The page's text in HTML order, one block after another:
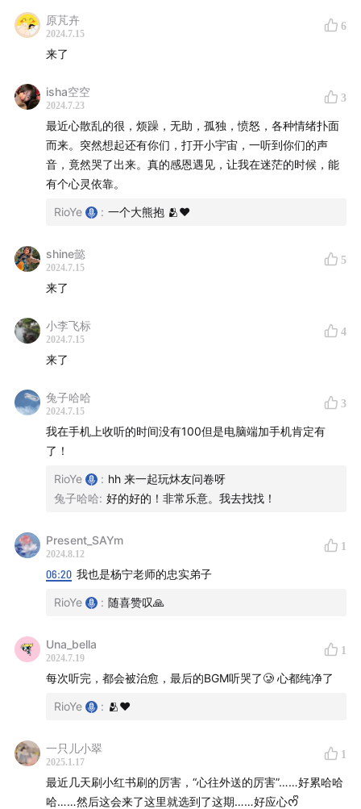
真正的臣服会带来自动的Stop，毫不费力，无需理由和逻
辑思考的 Stop，心感到舒服和松脱。
修行，是如期本来地照见自己。并不是把自己装修成理想
中「修行」的样子。
感恩一切，祝福大家。
Cen 2024.7.15
时间戳：
03:56Rio：梦境的意义和二元的扭力
06:42Cen：我和义理的关系
08:28 空性是天空，也是大地呀
10:44痛苦的来源是忘记了分离
12:05链路中断的地方是觉性
20:13心本来的样子是无常
努力和快乐是不冲突的
28:26 臣服和参是主体的上下游
31:31
34:32我们最本真的动能
37:51什么是真正的承担？
42:25 下雨天的拖鞋和原始部落的鞋
47:58样样都平常
49:03我们是一个空的容器
51:10MuFriends 计划
大地量无边 何皮而能盖
履用皮少分 随行处处覆
但劝手自心 外我而自伏
——《入菩萨行论（菩提行经）》
天天平常，真是踏实而美好的祝福
对它有了理解，是因为开始真的相信
以放松、警惕而温和的心
臣服，直下承当
原芃卉
2024.7.15
6
来了
isha空空
2024.7.23
3
最近心散乱的很，烦躁，无助，孤独，愤怒，各种情绪扑面
而来。突然想起还有你们，打开小宇宙，一听到你们的声
音，竟然哭了出来。真的感恩遇见，让我在迷茫的时候，能
有个心灵依靠。
RioYe : 一个大熊抱 🫂❤️
shine懿
2024.7.15
5
来了
小李飞标
2024.7.15
4
来了
兔子哈哈
2024.7.15
3
我在手机上收听的时间没有100但是电脑端加手机肯定有
了！
RioYe : hh 来一起玩炑友问卷呀
兔子哈哈: 好的好的！非常乐意。我去找找！
Present_SAYm
2024.8.12
1
06:20 我也是杨宁老师的忠实弟子
RioYe : 随喜赞叹🙏
Una_bella
2024.7.19
1
每次听完，都会被治愈，最后的BGM听哭了🥲 心都纯净了
RioYe : 🫂❤️
一只儿小翠
2025.1.17
1
最近几天刷小红书刷的厉害，“心往外送的厉害”……好累哈哈
哈……然后这会来了这里就选到了这期……好应心ᰔᩚ